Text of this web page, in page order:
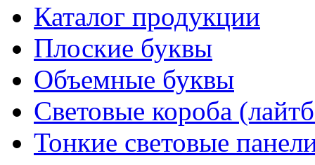
Каталог продукции
Плоские буквы
Объемные буквы
Световые короба
Тонкие световые